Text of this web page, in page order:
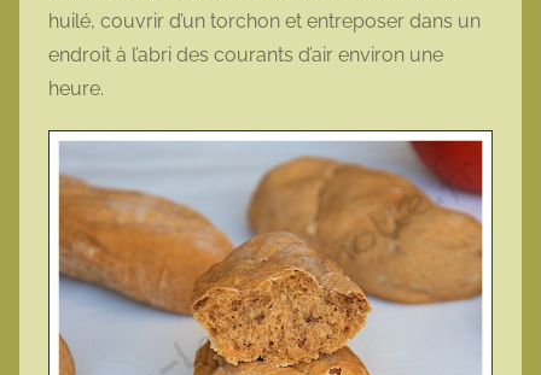
huilé, couvrir d’un torchon et entreposer dans un
endroit à l’abri des courants d’air environ une
heure.